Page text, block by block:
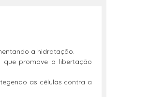
a hidratação.
promove a libertação
as células contra a